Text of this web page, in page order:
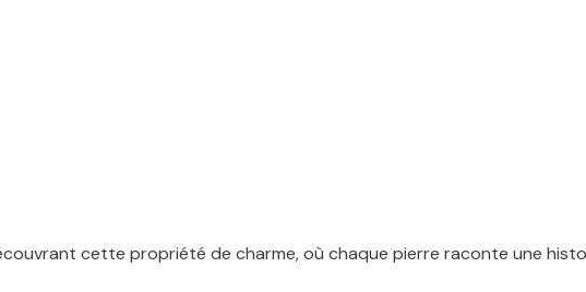
cette propriété de charme, où chaque pierre raconte une